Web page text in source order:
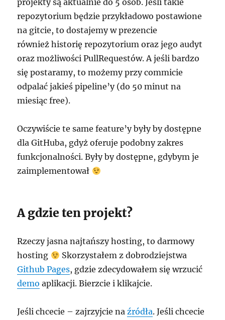
projekty są aktualnie do 5 osób. Jeśli takie
repozytorium będzie przykładowo postawione
na gitcie, to dostajemy w prezencie
również historię repozytorium oraz jego audyt
oraz możliwości PullRequestów. A jeśli bardzo
się postaramy, to możemy przy commicie
odpalać jakieś pipeline’y (do 50 minut na
miesiąc free).
Oczywiście te same feature’y były by dostępne
dla GitHuba, gdyż oferuje podobny zakres
funkcjonalności. Były by dostępne, gdybym je
zaimplementował
A gdzie ten projekt?
Rzeczy jasna najtańszy hosting, to darmowy
hosting
Skorzystałem z dobrodziejstwa
Github Pages, gdzie zdecydowałem się wrzucić
demo aplikacji. Bierzcie i klikajcie.
Jeśli chcecie – zajrzyjcie naźródła. Jeśli chcecie